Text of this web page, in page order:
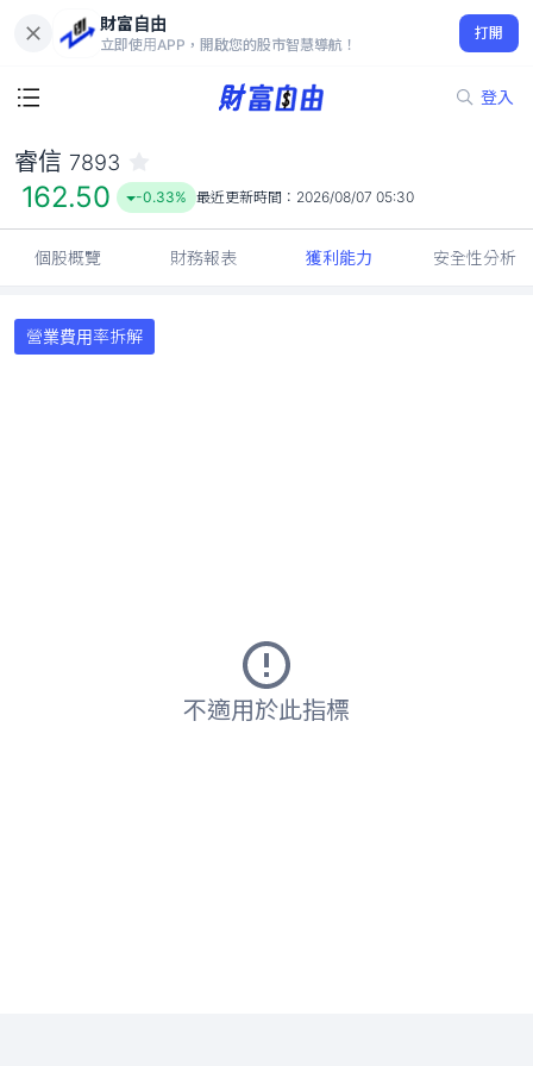
財富自由
立即使用APP，開啟您的股市智慧導航！
打開
登入
162.50
-0.33%
睿信 7893
162.50 -0.33% 最近更新時間： 2026/08/07 05:30
個股概覽 財務報表 獲利能力 安全性分析
營業費用率拆解
不適用於此指標